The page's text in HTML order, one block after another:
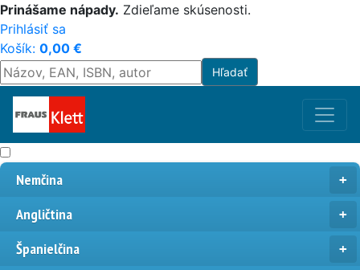
Prinášame nápady. Zdieľame skúsenosti.
Prihlásiť sa
Košík: 0,00 €
Nemčina
Angličtina
Španielčina